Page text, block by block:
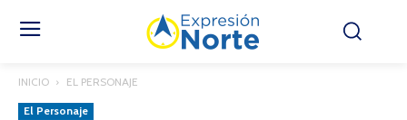
INICIO EL PERSONAJE
El Personaje